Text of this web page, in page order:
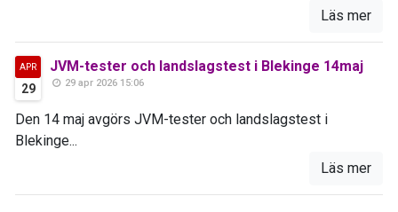
Läs mer
APR
29
JVM-tester och landslagstest i Blekinge 14maj
29 apr 2026 15:06
Den 14 maj avgörs JVM-tester och landslagstest i
Blekinge...
Läs mer